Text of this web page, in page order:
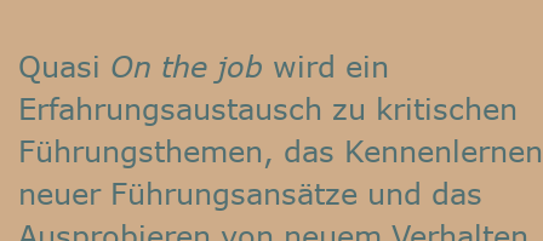
Quasi On the job wird ein
Erfahrungsaustausch zu kritischen
Führungsthemen, das
neuer Führungsansätze und das